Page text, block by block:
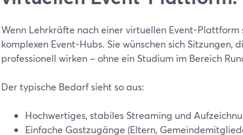
Wenn Lehrkräfte nach einer virtuellen Event-Plattform
komplexen Event-Hubs. Sie wünschen sich
professionell wirken – ohne ein Studium im Bereich
Der typische Bedarf sieht so aus:
Hochwertiges, stabiles Streaming und
Einfache Gastzugänge (Eltern,